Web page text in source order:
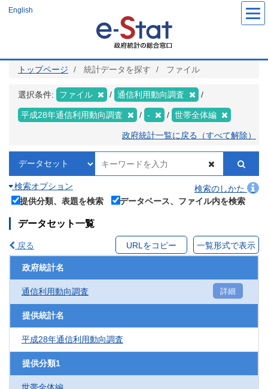
ツ
English
トップページ 統計データを探す ファイル
選択条件: ファイル 通信利用動向調査
平成28年通信利用動向調査 - 世帯全体編
政府統計一覧に戻る（すべて解除）
検索オプション
検索のしかた
提供分類、表題を検索
データベース、ファイル内を検索
データセット一覧
戻る URLをコピー 一覧形式で表示
政府統計名
通信利用動向調査 詳細
提供統計名
平成28年通信利用動向調査
提供分類1